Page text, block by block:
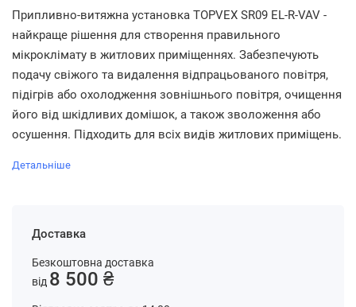
Припливно-витяжна установка TOPVEX SR09 EL-R-VAV -
найкраще рішення для створення правильного
мікроклімату в житлових приміщеннях. Забезпечують
подачу свіжого та видалення відпрацьованого повітря,
підігрів або охолодження зовнішнього повітря, очищення
його від шкідливих домішок, а також зволоження або
осушення. Підходить для всіх видів житлових приміщень.
Детальніше
Доставка
Безкоштовна доставка
від 8 500 ₴